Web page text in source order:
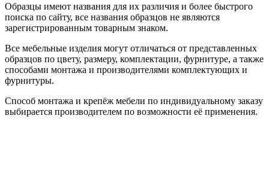
Образцы имеют названия для их различия и более быстрого
поиска по сайту, все названия образцов не являются
зарегистрированным товарным знаком.
Все мебельные изделия могут отличаться от представленных
образцов по цвету, размеру, комплектации, фурнитуре, а также
способами монтажа и производителями комплектующих и
фурнитуры.
Способ монтажа и крепёж мебели по индивидуальному заказу
выбирается производителем по возможности её применения.